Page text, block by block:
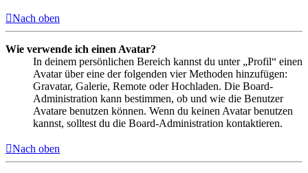
Nach oben
Wie verwende ich einen Avatar?
In deinem persönlichen Bereich kannst du unter „Profil“ einen
Avatar über eine der folgenden vier Methoden hinzufügen:
Gravatar, Galerie, Remote oder Hochladen. Die Board-
Administration kann bestimmen, ob und wie die Benutzer
Avatare benutzen können. Wenn du keinen Avatar benutzen
kannst, solltest du die Board-Administration kontaktieren.
Nach oben